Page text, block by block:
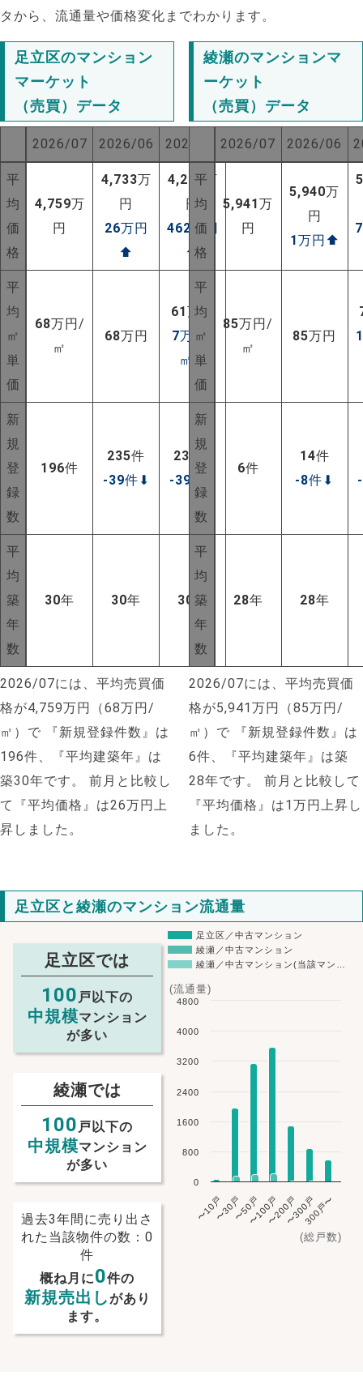
NEW!
タから、流通量や価格変化までわかります。
足立区のマンション
マーケット
（売買）データ
2026/07 2026/06 2025/07
平
均
価
格
4,759万
円
4,733万
円
26万円
⬆
4,297万
円
462 万円
⬆
平
均
㎡
単
価
68万円/
㎡
68万円
61万円
7万円/
㎡ ⬆
新
規
登
録
数
196件
235件
-39件 ⬇
235 件
-39
平
均
築
年
数
30年 30年 30 年
2026/07には、平均売買価
格が4,759万円（68万円/
㎡）で 『新規登録件数』は
196件、『平均建築年』は
築30年です。
前月と比較し
て『平均価格』は26万円上
昇しました。
綾瀬のマンションマ
ーケット
（売買）データ
2026/07 2026/06
平
均
価
格
5,941万
円
5,940万
円
1万円 ⬆
平
均
㎡
単
価
85万円/
㎡
85万円
新
規
登
録
数
6件
14件
-8件 ⬇
平
均
築
年
数
28年 28年
2026/07には、平均売買価
格が5,941万円（85万円/
㎡）で 『新規登録件数』は
6件、『平均建築年』は築
28年です。
前月と比較して
『平均価格』は1万円上昇し
ました。
足立区と綾瀬のマンション流通量
足立区では
100 戸以下の
中規模マンション
が多い
綾瀬では
100 戸以下の
中規模マンション
が多い
過去3年間に売り出さ
れた当該物件の数：0
件
概ね月に0件の
新規売出しがあり
ます。
(総戸数)
(流通量)
足立区／中古マンション
綾瀬／中古マンション
綾瀬／中古マンション(当該マン…
〜10戸〜30戸〜50戸〜100戸〜200戸〜300戸300戸〜
0
800
1600
2400
3200
4000
4800